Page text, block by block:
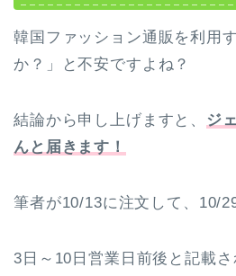
韓国ファッション通販を利用
か？」と不安ですよね？
結論から申し上げますと、
ジ
んと届きます ！
筆者が10/13に注文して、10/
3日～10日営業日前後と記載